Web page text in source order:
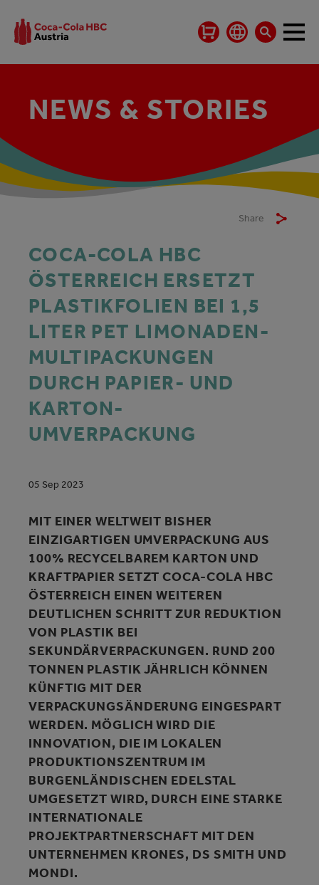
NEWS & STORIES
Share
COCA-COLA HBC
ÖSTERREICH ERSETZT
PLASTIKFOLIEN BEI 1,5
LITER PET LIMONADEN-
MULTIPACKUNGEN
DURCH PAPIER- UND
KARTON-
UMVERPACKUNG
05 Sep 2023
MIT EINER WELTWEIT BISHER
EINZIGARTIGEN UMVERPACKUNG AUS
100% RECYCELBAREM KARTON UND
KRAFTPAPIER SETZT COCA-COLA HBC
ÖSTERREICH EINEN WEITEREN
DEUTLICHEN SCHRITT ZUR REDUKTION
VON PLASTIK BEI
SEKUNDÄRVERPACKUNGEN. RUND 200
TONNEN PLASTIK JÄHRLICH KÖNNEN
KÜNFTIG MIT DER
VERPACKUNGSÄNDERUNG EINGESPART
WERDEN. MÖGLICH WIRD DIE
INNOVATION, DIE IM LOKALEN
PRODUKTIONSZENTRUM IM
BURGENLÄNDISCHEN EDELSTAL
UMGESETZT WIRD, DURCH EINE STARKE
INTERNATIONALE
PROJEKTPARTNERSCHAFT MIT DEN
UNTERNEHMEN KRONES, DS SMITH UND
MONDI.